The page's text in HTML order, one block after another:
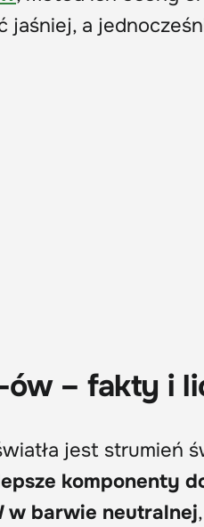
a
ów – fakty i
jest strumień
komponenty
w barwie neutralnej